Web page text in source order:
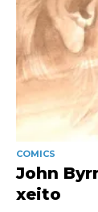
COMICS
John
xeito